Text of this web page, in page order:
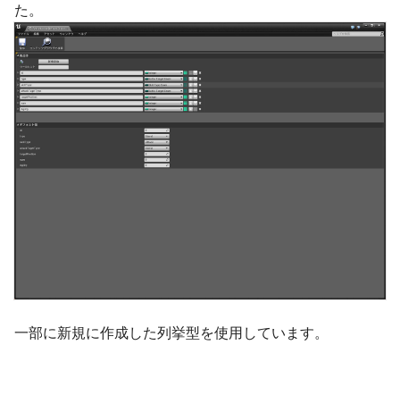
た。
一部に新規に作成した列挙型を使用しています。